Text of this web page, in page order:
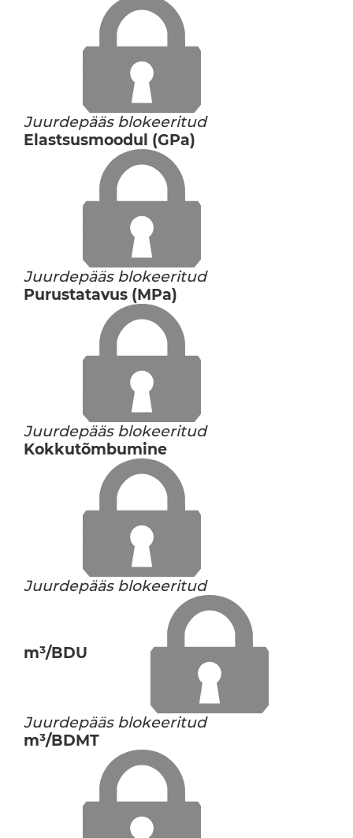
Juurdepääs blokeeritud
Elastsusmoodul (GPa)
Juurdepääs blokeeritud
Purustatavus (MPa)
Juurdepääs blokeeritud
Kokkutõmbumine
Juurdepääs blokeeritud
m³/BDU
Juurdepääs blokeeritud
m³/BDMT